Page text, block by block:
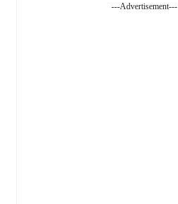
---Advertisement---